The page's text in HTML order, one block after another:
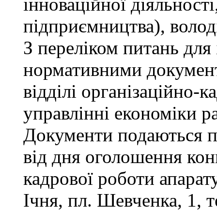
підприємництва),
З переліком питань
нормативними
відділі організаційно-
управлінні економіки
Документи подаються
від дня оголошення
кадрової роботи
Ічня, пл. Шевченка, 1,